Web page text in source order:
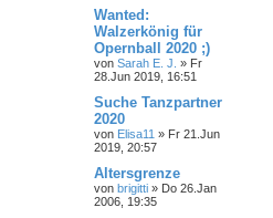
Wanted:
Walzerkönig für
Opernball 2020 ;)
von Sarah E. J. » Fr
28.Jun 2019, 16:51
Suche Tanzpartner
2020
von Elisa11 » Fr 21.Jun
2019, 20:57
Altersgrenze
von brigitti » Do 26.Jan
2006, 19:35